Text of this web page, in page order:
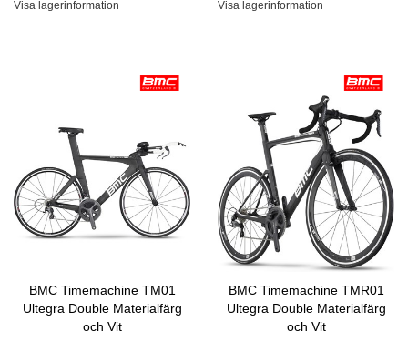
Visa lagerinformation Visa lagerinformation
BMC Timemachine TM01
Ultegra Double Materialfärg
och Vit
BMC Timemachine TMR01
Ultegra Double Materialfärg
och Vit